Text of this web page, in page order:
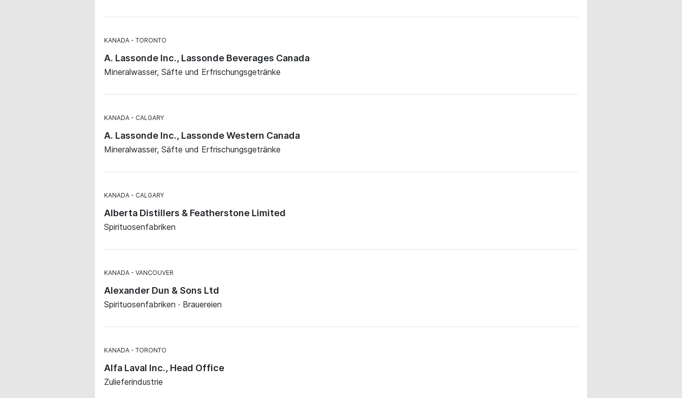
KANADA TORONTO
A. Lassonde Inc., Lassonde Beverages Canada
Mineralwasser, Säfte und Erfrischungsgetränke
KANADA CALGARY
A. Lassonde Inc., Lassonde Western Canada
Mineralwasser, Säfte und Erfrischungsgetränke
KANADA CALGARY
Alberta Distillers & Featherstone Limited
Spirituosenfabriken
KANADA VANCOUVER
Alexander Dun & Sons Ltd
Spirituosenfabriken · Brauereien
KANADA TORONTO
Alfa Laval Inc., Head Office
Zulieferindustrie